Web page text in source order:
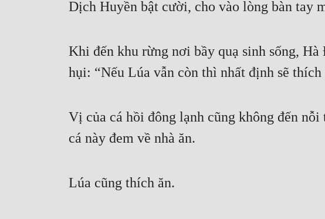
Dịch Huyền bật cười, cho vào lòng bàn tay
Khi đến khu rừng nơi bầy quạ sinh sống,
hụi: “Nếu Lúa vẫn còn thì nhất định sẽ thích
Vị của cá hồi đông lạnh cũng không đến
cá này đem về nhà ăn.
Lúa cũng thích ăn.